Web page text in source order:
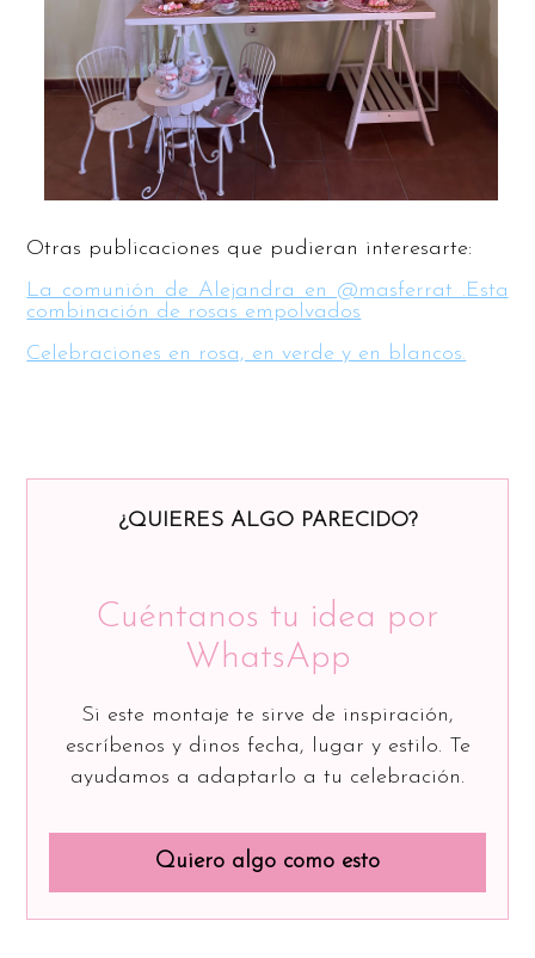
Otras publicaciones que pudieran interesarte:
La comunión de Alejandra en @masferrat .Esta
combinación de rosas empolvados
Celebraciones en rosa, en verde y en blancos.
¿QUIERES ALGO PARECIDO?
Cuéntanos tu idea por
WhatsApp
Si este montaje te sirve de inspiración,
escríbenos y dinos fecha, lugar y estilo. Te
ayudamos a adaptarlo a tu celebración.
Quiero algo como esto